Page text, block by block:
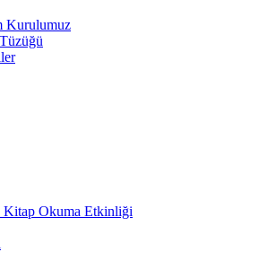
Kurulumuz
Kitap Okuma Etkinliği